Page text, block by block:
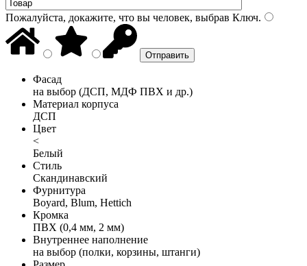
Пожалуйста, докажите, что вы человек, выбрав Ключ.
Фасад
на выбор (ДСП, МДФ ПВХ и др.)
Материал корпуса
ДСП
Цвет
<
Белый
Стиль
Скандинавский
Фурнитура
Boyard, Blum, Hettich
Кромка
ПВХ (0,4 мм, 2 мм)
Внутреннее наполнение
на выбор (полки, корзины, штанги)